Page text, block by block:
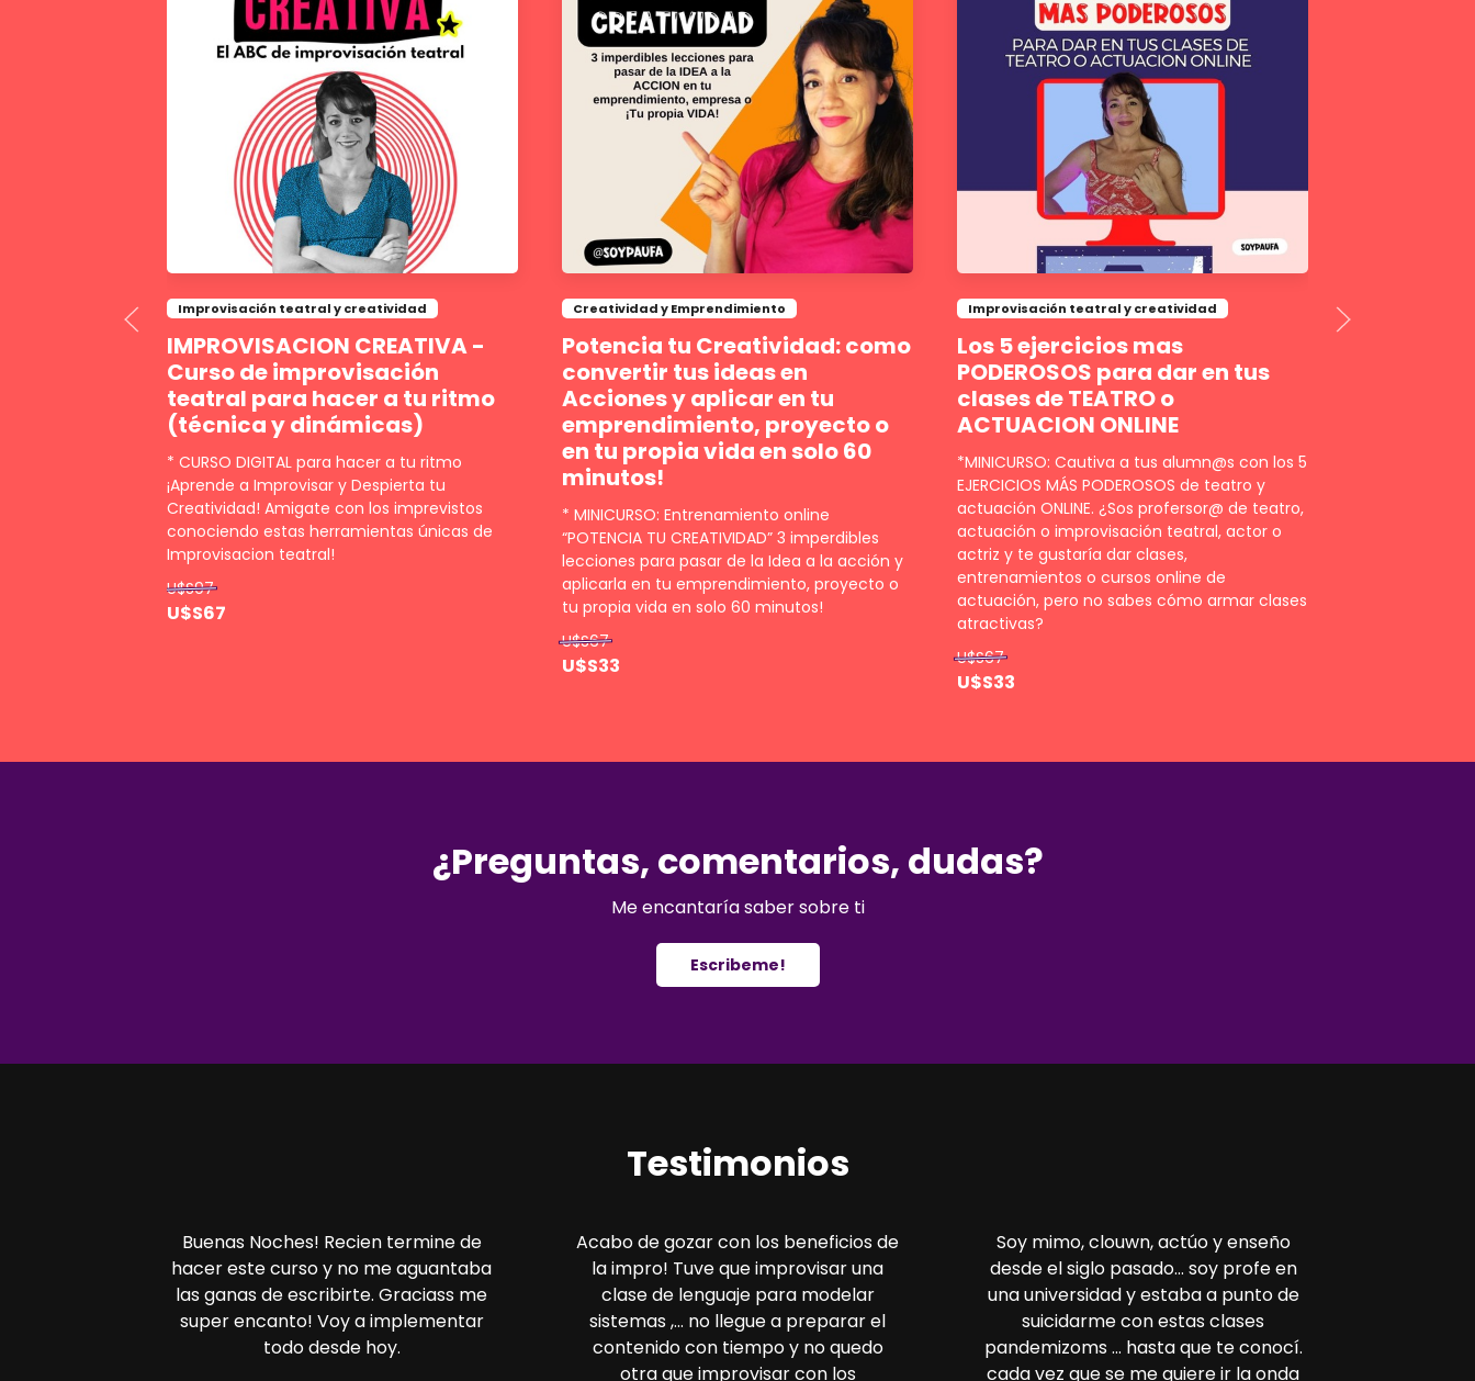
Improvisación teatral y creatividad
IMPROVISACION CREATIVA -
Curso de improvisación
teatral para hacer a tu ritmo
(técnica y dinámicas)
* CURSO DIGITAL para hacer a tu ritmo
¡Aprende a Improvisar y Despierta tu
Creatividad! Amigate con los imprevistos
conociendo estas herramientas únicas de
Improvisacion teatral!
U$S97
U$S67
Creatividad y Emprendimiento
Potencia tu Creatividad: como
convertir tus ideas en
Acciones y aplicar en tu
emprendimiento, proyecto o
en tu propia vida en solo 60
minutos!
* MINICURSO: Entrenamiento online
“POTENCIA TU CREATIVIDAD” 3 imperdibles
lecciones para pasar de la Idea a la acción y
aplicarla en tu emprendimiento, proyecto o
tu propia vida en solo 60 minutos!
U$S67
U$S33
Improvisación teatral y creatividad
Los 5 ejercicios mas
PODEROSOS para dar en tus
clases de TEATRO o
ACTUACION ONLINE
*MINICURSO: Cautiva a tus alumn@s con los 5
EJERCICIOS MÁS PODEROSOS de teatro y
actuación ONLINE. ¿Sos profersor@ de teatro,
actuación o improvisación teatral, actor o
actriz y te gustaría dar clases,
entrenamientos o cursos online de
actuación, pero no sabes cómo armar clases
atractivas?
U$S67
U$S33
¿Preguntas, comentarios, dudas?
Me encantaría saber sobre ti
Escribeme!
Testimonios
Buenas Noches! Recien termine de
hacer este curso y no me aguantaba
las ganas de escribirte. Graciass me
super encanto! Voy a implementar
todo desde hoy.
Acabo de gozar con los beneficios de
la impro! Tuve que improvisar una
clase de lenguaje para modelar
sistemas ,... no llegue a preparar el
contenido con tiempo y no quedo
otra que improvisar con los
Soy mimo, clouwn, actúo y enseño
desde el siglo pasado... soy profe en
una universidad y estaba a punto de
suicidarme con estas clases
pandemizoms ... hasta que te conocí.
cada vez que se me quiere ir la onda